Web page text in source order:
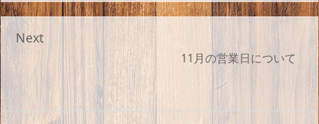
11月の営業日について
Next